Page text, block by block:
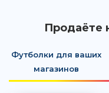
Продаёте
Футболки для ваших
магазинов